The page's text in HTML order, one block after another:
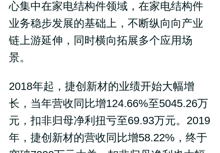
心集中在家电结构件领域，在家电结构件
业务稳步发展的基础上，不断纵向向产业
链上游延伸，同时横向拓展多个应用场
景。
2018年起，捷创新材的业绩开始大幅增
长，当年营收同比增124.66%至5045.26万
元，扣非归母净利扭亏至69.93万元。2019
年，捷创新材的营收同比增58.22%，终于